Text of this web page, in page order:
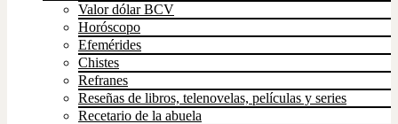
Valor dólar BCV
Horóscopo
Efemérides
Chistes
Refranes
Reseñas de libros, telenovelas, películas y series
Recetario de la abuela